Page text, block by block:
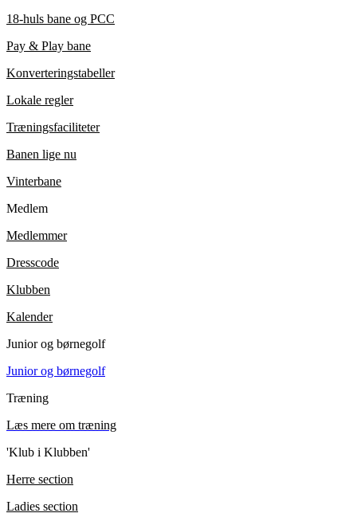
18-huls bane og PCC
Pay & Play bane
Konverteringstabeller
Lokale regler
Træningsfaciliteter
Banen lige nu
Vinterbane
Medlem
Medlemmer
Dresscode
Klubben
Kalender
Junior og børnegolf
Junior og børnegolf
Træning
Læs mere om træning
'Klub i Klubben'
Herre section
Ladies section